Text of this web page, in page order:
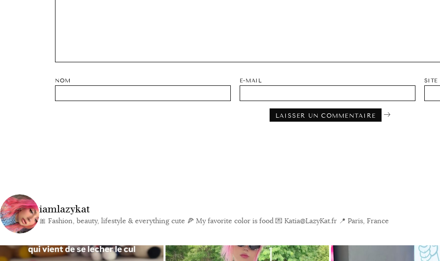
NOM E-MAIL SITE
iamlazykat
🎀 Fashion, beauty, lifestyle & everything cute 🍕 My favorite color is food 💌 Katia@LazyKat.fr 📍 Paris, France